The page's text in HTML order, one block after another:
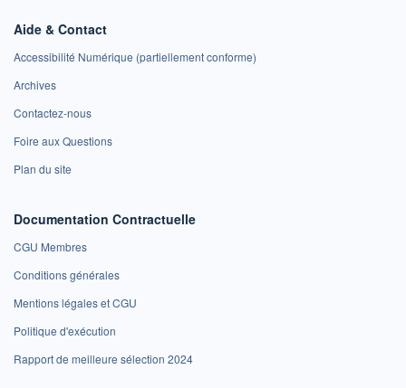
Aide & Contact
Accessibilité Numérique (partiellement conforme)
Archives
Contactez-nous
Foire aux Questions
Plan du site
Documentation Contractuelle
CGU Membres
Conditions générales
Mentions légales et CGU
Politique d'exécution
Rapport de meilleure sélection 2024